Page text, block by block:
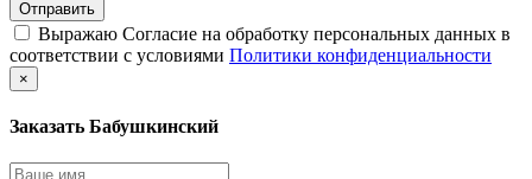
Выражаю Согласие на обработку персональных данных в
соответствии с условиями Политики конфиденциальности
×
Заказать Бабушкинский